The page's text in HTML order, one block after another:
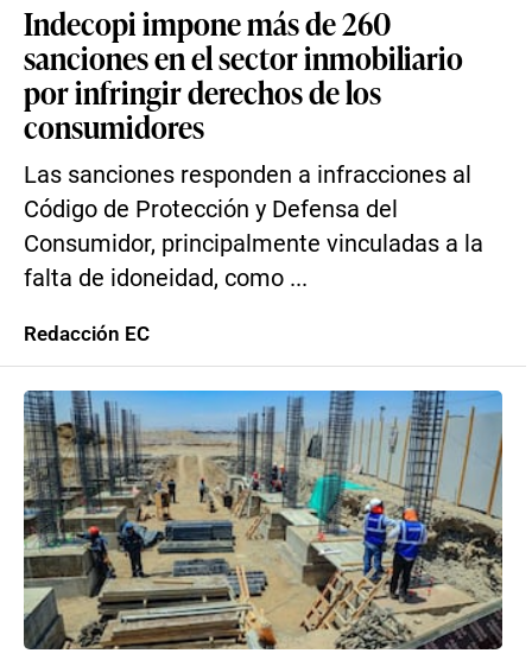
Indecopi impone más de 260
sanciones en el sector inmobiliario
por infringir derechos de los
consumidores
Las sanciones responden a infracciones al
Código de Protección y Defensa del
Consumidor, principalmente vinculadas a la
falta de idoneidad, como ...
Redacción EC